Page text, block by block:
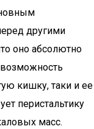
другими
оно абсолютно
кишку, таки и ее
перистальтику
масс.